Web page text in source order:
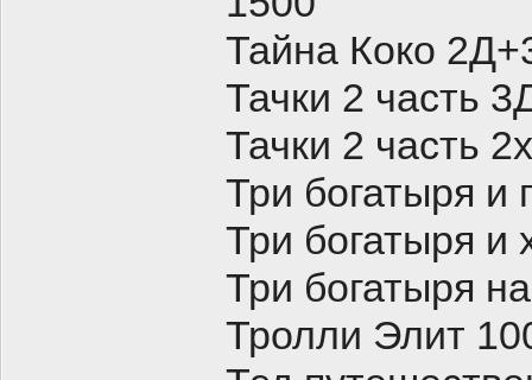
Тайна Коко
Тачки 2 часть
Тачки 2 часть
Три богатыря и
Три богатыря
Три богатыря
Тролли Элит